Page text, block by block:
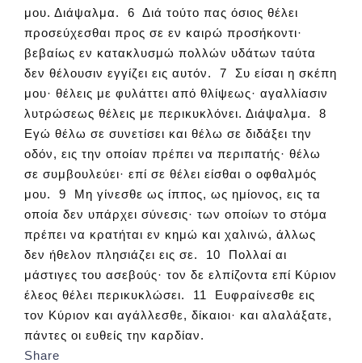
μου. Διάψαλμα. 6 Διά τούτο πας όσιος θέλει
προσεύχεσθαι προς σε εν καιρώ προσήκοντι·
βεβαίως εν κατακλυσμώ πολλών υδάτων ταύτα
δεν θέλουσιν εγγίζει εις αυτόν. 7 Συ είσαι η σκέπη
μου· θέλεις με φυλάττει από θλίψεως· αγαλλίασιν
λυτρώσεως θέλεις με περικυκλόνει. Διάψαλμα. 8
Εγώ θέλω σε συνετίσει και θέλω σε διδάξει την
οδόν, εις την οποίαν πρέπει να περιπατής· θέλω
σε συμβουλεύει· επί σε θέλει είσθαι ο οφθαλμός
μου. 9 Μη γίνεσθε ως ίππος, ως ημίονος, εις τα
οποία δεν υπάρχει σύνεσις· των οποίων το στόμα
πρέπει να κρατήται εν κημώ και χαλινώ, άλλως
δεν ήθελον πλησιάζει εις σε. 10 Πολλαί αι
μάστιγες του ασεβούς· τον δε ελπίζοντα επί Κύριον
έλεος θέλει περικυκλώσει. 11 Ευφραίνεσθε εις
τον Κύριον και αγάλλεσθε, δίκαιοι· και αλαλάξατε,
πάντες οι ευθείς την καρδίαν.
Share